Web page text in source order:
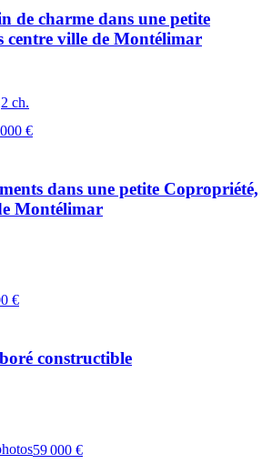
de charme dans une petite
centre ville de Montélimar
2 ch.
€
dans une petite Copropriété,
Montélimar
€
constructible
59 000 €